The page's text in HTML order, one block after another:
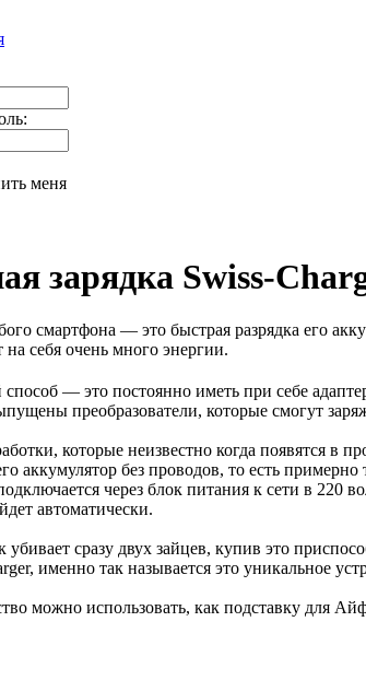
меня
зарядка Swiss-
смартфона — это быстрая разрядка его
на себя очень много энергии.
— это постоянно иметь при себе
преобразователи, которые смогут
которые неизвестно когда появятся
аккумулятор без проводов, то есть
через блок питания к сети в 220
автоматически.
убивает сразу двух зайцев, купив это
именно так называется это уникальное
можно использовать, как подставку для